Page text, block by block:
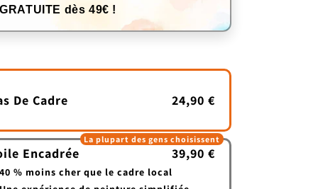
dès 49€ !
De Cadre 24,90 €
Encadrée 39,90 €
40 % moins cher que le cadre local
La plupart des gens choisissent